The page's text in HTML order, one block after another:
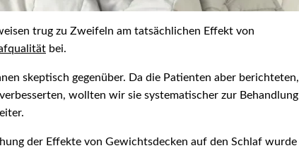
trug zu Zweifeln am tatsächlichen Effekt von
bei.
skeptisch gegenüber. Da die Patienten aber berichteten,
wollten wir sie systematischer zur Behandlung
der Effekte von Gewichtsdecken auf den Schlaf wurde